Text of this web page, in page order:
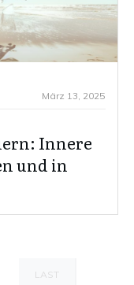
März 13, 2025
Innere
und in
LAST